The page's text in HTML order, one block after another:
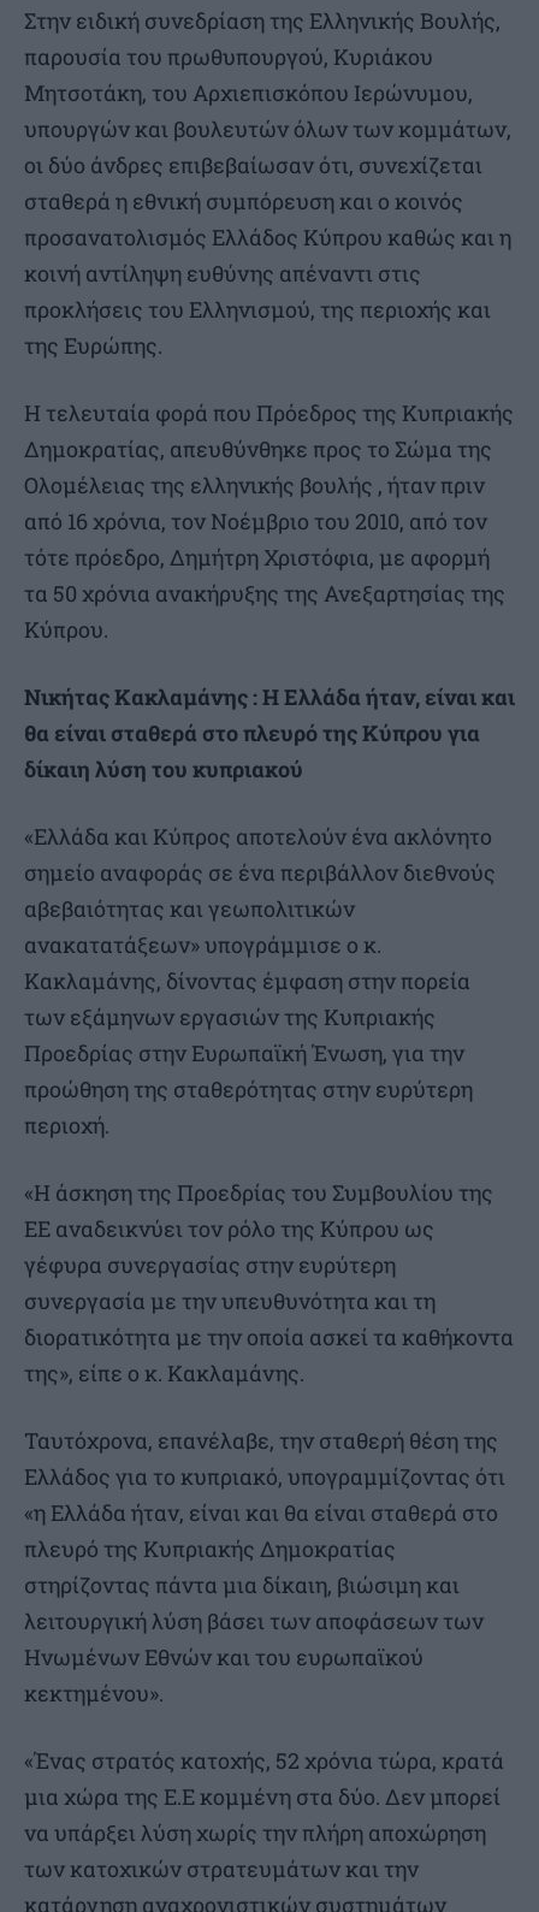
Στην ειδική συνεδρίαση της Ελληνικής Βουλής,
παρουσία του πρωθυπουργού, Κυριάκου
Μητσοτάκη, του Αρχιεπισκόπου Ιερώνυμου,
υπουργών και βουλευτών όλων των κομμάτων,
οι δύο άνδρες επιβεβαίωσαν ότι, συνεχίζεται
σταθερά η εθνική συμπόρευση και ο κοινός
προσανατολισμός Ελλάδος Κύπρου καθώς και η
κοινή αντίληψη ευθύνης απέναντι στις
προκλήσεις του Ελληνισμού, της περιοχής και
της Ευρώπης.
Η τελευταία φορά που Πρόεδρος της Κυπριακής
Δημοκρατίας, απευθύνθηκε προς το Σώμα της
Ολομέλειας της ελληνικής βουλής , ήταν πριν
από 16 χρόνια, τον Νοέμβριο του 2010, από τον
τότε πρόεδρο, Δημήτρη Χριστόφια, με αφορμή
τα 50 χρόνια ανακήρυξης της Ανεξαρτησίας της
Κύπρου.
Νικήτας Κακλαμάνης : Η Ελλάδα ήταν, είναι και
θα είναι σταθερά στο πλευρό της Κύπρου για
δίκαιη λύση του κυπριακού
«Ελλάδα και Κύπρος αποτελούν ένα ακλόνητο
σημείο αναφοράς σε ένα περιβάλλον διεθνούς
αβεβαιότητας και γεωπολιτικών
ανακατατάξεων» υπογράμμισε ο κ.
Κακλαμάνης, δίνοντας έμφαση στην πορεία
των εξάμηνων εργασιών της Κυπριακής
Προεδρίας στην Ευρωπαϊκή Ένωση, για την
προώθηση της σταθερότητας στην ευρύτερη
περιοχή.
«Η άσκηση της Προεδρίας του Συμβουλίου της
ΕΕ αναδεικνύει τον ρόλο της Κύπρου ως
γέφυρα συνεργασίας στην ευρύτερη
συνεργασία με την υπευθυνότητα και τη
διορατικότητα με την οποία ασκεί τα καθήκοντα
της», είπε ο κ. Κακλαμάνης.
Ταυτόχρονα, επανέλαβε, την σταθερή θέση της
Ελλάδος για το κυπριακό, υπογραμμίζοντας ότι
«η Ελλάδα ήταν, είναι και θα είναι σταθερά στο
πλευρό της Κυπριακής Δημοκρατίας
στηρίζοντας πάντα μια δίκαιη, βιώσιμη και
λειτουργική λύση βάσει των αποφάσεων των
Ηνωμένων Εθνών και του ευρωπαϊκού
κεκτημένου».
«Ένας στρατός κατοχής, 52 χρόνια τώρα, κρατά
μια χώρα της Ε.Ε κομμένη στα δύο. Δεν μπορεί
να υπάρξει λύση χωρίς την πλήρη αποχώρηση
των κατοχικών στρατευμάτων και την
κατάργηση αναχρονιστικών συστημάτων